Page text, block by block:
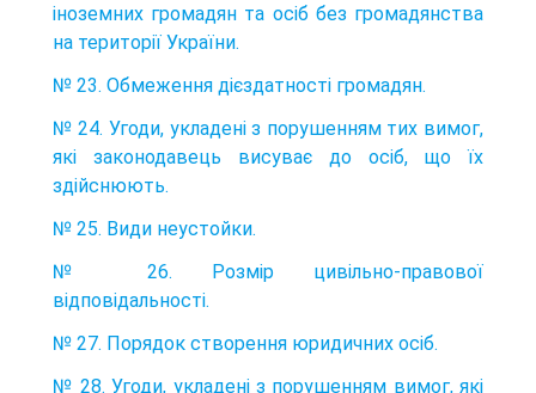
іноземних громадян та осіб без громадянства
на території України.
№ 23. Обмеження дієздатності громадян.
№ 24. Угоди, укладені з порушенням тих вимог,
які законодавець висуває до осіб, що їх
здійснюють.
№ 25. Види неустойки.
№ 26. Розмір цивільно-правової
відповідальності.
№ 27. Порядок створення юридичних осіб.
№ 28. Угоди, укладені з порушенням вимог, які